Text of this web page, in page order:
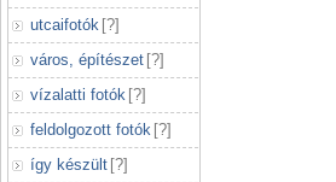
utcaifotók [?]
város, építészet [?]
vízalatti fotók [?]
feldolgozott fotók [?]
így készült [?]